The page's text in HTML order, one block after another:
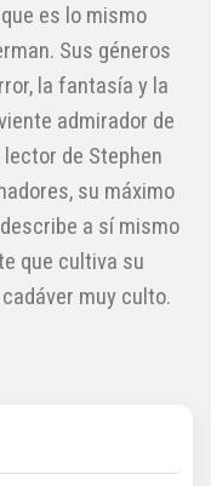
es lo mismo
Sus géneros
la fantasía y la
admirador de
de Stephen
su máximo
a sí mismo
que cultiva su
muy culto.